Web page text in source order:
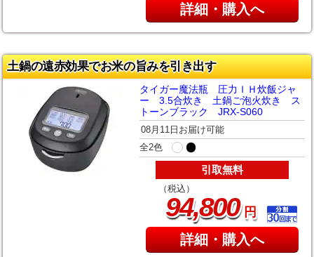
詳細・購入へ
土鍋の遠赤効果でお米の旨みを引き出す
タイガー魔法瓶 圧力ＩＨ炊飯ジャ
ー 3.5合炊き 土鍋ご泡火炊き ス
トーンブラック JRX-S060
08月11日お届け可能
全2色
引取無料
（税込）
94,800円
詳細・購入へ